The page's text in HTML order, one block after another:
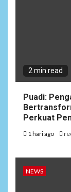
2 min read
Puadi:
Perkuat
1 hari ago
NEWS